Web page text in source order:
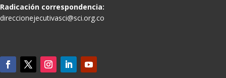
Radicación correspondencia:
direccionejecutivasci@sci.org.co